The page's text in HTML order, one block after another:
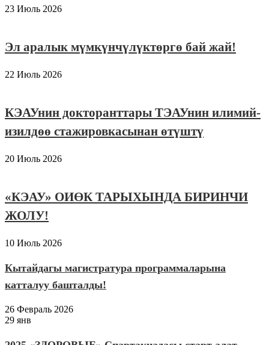
23 Июль 2026
Эл аралык мүмкүнчүлүктөргө бай жай!
22 Июль 2026
КЭАУнин докторанттары ТЭАУнин илимий-
изилдөө стажировкасынан өтүштү
20 Июль 2026
«КЭАУ» ОИӨК ТАРЫХЫНДА БИРИНЧИ
ЖОЛУ!
10 Июль 2026
Кытайдагы магистратура программаларына
катталуу башталды!
26 Февраль 2026
29 янв